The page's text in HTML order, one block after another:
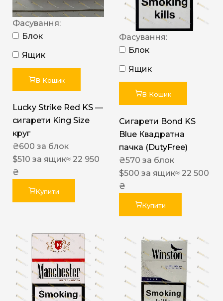
Фасування:
Блок
Ящик
В Кошик
Lucky Strike Red KS —
сигарети King Size
круг
₴600 за блок
$510 за ящик≈ 22 950
₴
Купити
Фасування:
Блок
Ящик
В Кошик
Сигарети Bond KS
Blue Квадратна
пачка (DutyFree)
₴570 за блок
$500 за ящик≈ 22 500
₴
Купити